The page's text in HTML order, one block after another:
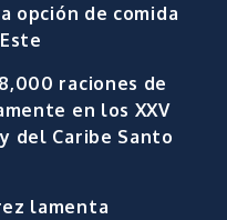
opción de comida
raciones de
en los XXV
del Caribe Santo
lamenta